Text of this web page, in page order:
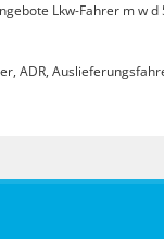
Lkw-Fahrer m w
ADR,